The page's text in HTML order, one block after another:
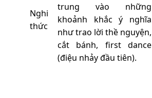
Nghi
thức
trung vào những
khoảnh khắc ý nghĩa
như trao lời thề nguyện,
cắt bánh, first dance
(điệu nhảy đầu tiên).